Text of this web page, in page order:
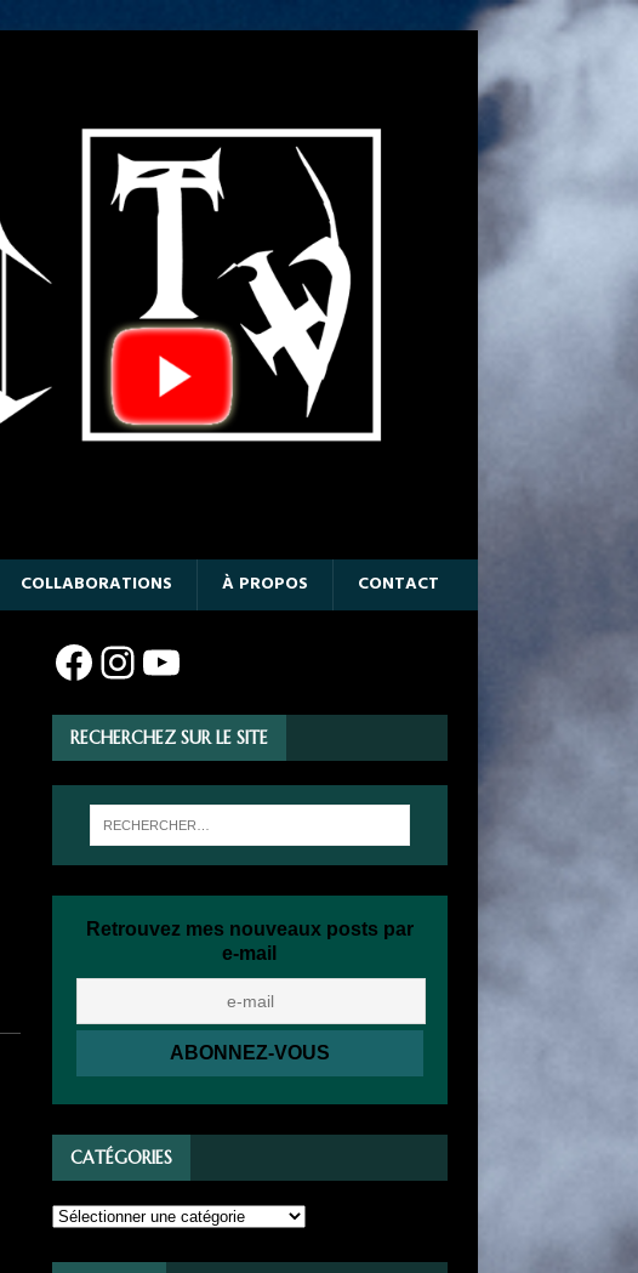
COLLABORATIONS À PROPOS CONTACT
RECHERCHEZ SUR LE SITE
Retrouvez mes nouveaux posts par
e-mail
CATÉGORIES